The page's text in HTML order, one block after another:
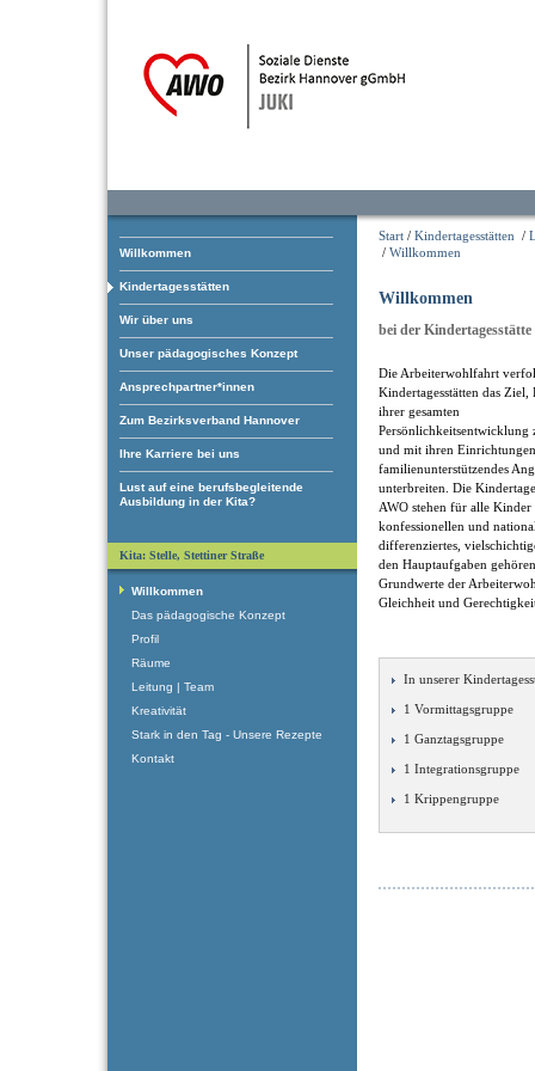
Willkommen
Kindertagesstätten
Wir über uns
Unser pädagogisches Konzept
Ansprechpartner*innen
Zum Bezirksverband Hannover
Ihre Karriere bei uns
Lust auf eine berufsbegleitende
Ausbildung in der Kita?
Start / Kindertagesstätten /
/ Willkommen
Willkommen
bei der Kindertagesstätte
Die Arbeiterwohlfahrt
Kindertagesstätten das
ihrer gesamten
Persönlichkeitsentwicklung
und mit ihren
familienunterstützendes
unterbreiten. Die
AWO stehen für alle Kinder
konfessionellen und
differenziertes,
den Hauptaufgaben
Grundwerte der
Gleichheit und
In unserer
1 Vormittagsgruppe
1 Ganztagsgruppe
1 Integrationsgruppe
1 Krippengruppe
Kita: Stelle, Stettiner Straße
Willkommen
Das pädagogische Konzept
Profil
Räume
Leitung | Team
Kreativität
Stark in den Tag - Unsere Rezepte
Kontakt